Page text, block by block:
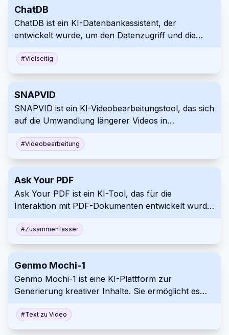
ChatDB
ChatDB ist ein KI-Datenbankassistent, der
entwickelt wurde, um den Datenzugriff und die
Datenbanken und Datendateien mithilfe natürlicher
Sprache anstelle von SQL abzufragen. Die
Tools zur Handhabung verschiedener
Dateiformate wie CSV, JSON und Parquet.
#Vielseitig
SNAPVID
SNAPVID ist ein KI-Videobearbeitungstool, das sich
auf die Umwandlung längerer Videos in
spezialisiert hat. Es nutzt künstliche Intelligenz, um
den Bearbeitungsprozess für die schnelle und
optimieren. Die Plattform bietet verschiedene
Funktionen zur Anpassung und Optimierung von
Videos für soziale Medien.
#Videobearbeitung
Ask Your PDF
Ask Your PDF ist ein KI-Tool, das für die
Interaktion mit PDF-Dokumenten entwickelt wurde.
zusammenzufassen und spezifische Informationen
durch das Stellen von Fragen zu extrahieren. Dies
PDFs effizienter und ansprechender.
#Zusammenfasser
Genmo Mochi-1
Genmo Mochi-1 ist eine KI-Plattform zur
Generierung kreativer Inhalte. Sie ermöglicht es
Szenen, Animationen und mehr. Die Plattform
konzentriert sich auf interaktive und immersive
#Text zu Video